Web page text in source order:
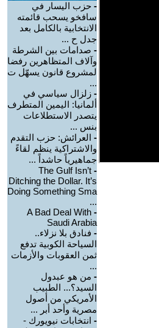
- حزب اليسار في
سافخو يسحب قائمته
الانتخابية بالكامل بعد
جدل ح ...
- صدامات بين الشرطة
وآلاف المتظاهرين رفضا
لمشروع قانون يسهّل ت
...
- زلزال سياسي في
ألمانيا: اليمين المتطرف
يتصدر الاستطلاعات
بنس ...
- العرائش: حزب التقدم
والاشتراكية ينظم لقاءً
جماهيرياً حاشداً ...
-
The Gulf Isn’t
Ditching the Dollar. It’s
Doing Something Sma
...
-
A Bad Deal With
Saudi Arabia
- فنادق بلا نزلاء..
السياحة الكوبية تدفع
ثمن العقوبات والأزمات
...
- من هو عبدول
السيد؟... الطبيب
الأمريكي من أصول
مصرية وأحد أبر ...
- انتخابات نيويورك -